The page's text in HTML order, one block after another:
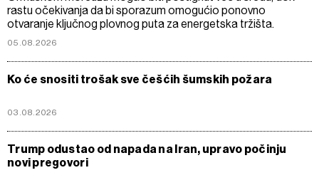
rastu očekivanja da bi sporazum omogućio ponovno
otvaranje ključnog plovnog puta za energetska tržišta.
05.08.2026
Ko će snositi trošak sve češćih šumskih požara
03.08.2026
Trump odustao od napada na Iran, upravo počinju
novi pregovori